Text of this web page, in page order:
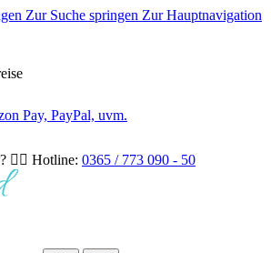
Zur Suche springen Zur Hauptnavigation
Pay, PayPal, uvm.
👉🏻 Hotline: 0365 / 773 090 - 50